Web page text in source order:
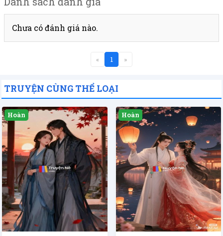
Chưa có đánh giá nào.
« 1 »
TRUYỆN CÙNG THỂ LOẠI